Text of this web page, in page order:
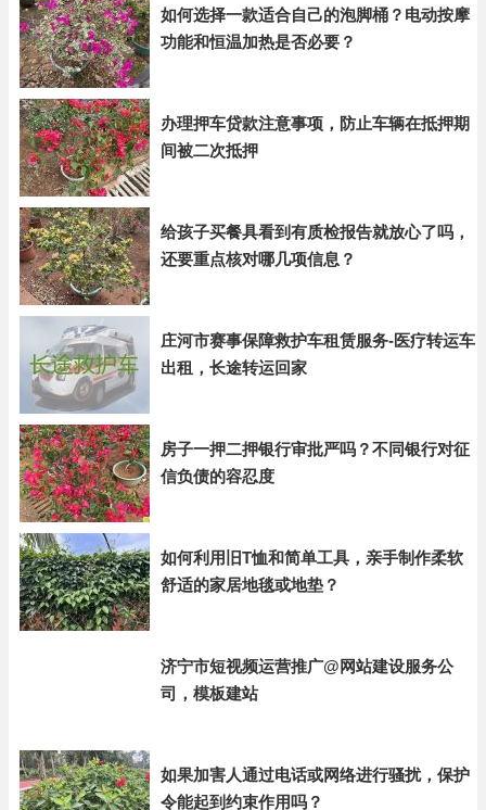
如何选择一款适合自己的泡脚桶？电动按摩
功能和恒温加热是否必要？
办理押车贷款注意事项，防止车辆在抵押期
间被二次抵押
给孩子买餐具看到有质检报告就放心了吗，
还要重点核对哪几项信息？
庄河市赛事保障救护车租赁服务-医疗转运车
出租，长途转运回家
房子一押二押银行审批严吗？不同银行对征
信负债的容忍度
如何利用旧T恤和简单工具，亲手制作柔软
舒适的家居地毯或地垫？
济宁市短视频运营推广@网站建设服务公
司，模板建站
如果加害人通过电话或网络进行骚扰，保护
令能起到约束作用吗？